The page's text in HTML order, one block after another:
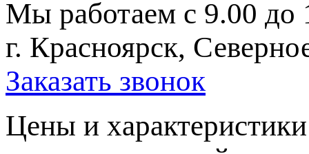
Мы работаем с 9.00 до
г. Красноярск,
Заказать звонок
Цeны и